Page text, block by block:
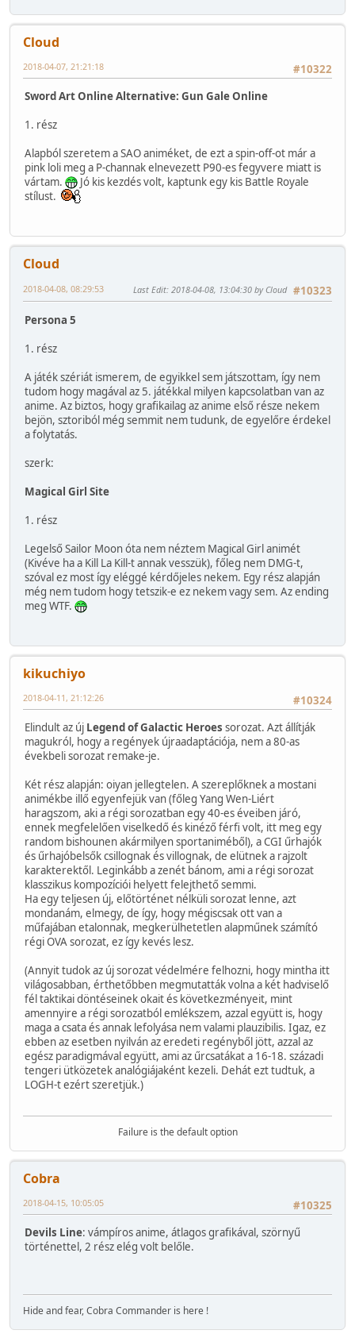
Cloud
#10322
2018-04-07, 21:21:18
Sword Art Online Alternative: Gun Gale Online
1. rész
Alapból szeretem a SAO animéket, de ezt a spin-off-ot már a
pink loli meg a P-channak elnevezett P90-es fegyvere miatt is
vártam.
Jó kis kezdés volt, kaptunk egy kis Battle Royale
stílust.
Cloud
#10323
2018-04-08, 08:29:53 Last Edit: 2018-04-08, 13:04:30 by Cloud
Persona 5
1. rész
A játék szériát ismerem, de egyikkel sem játszottam, így nem
tudom hogy magával az 5. játékkal milyen kapcsolatban van az
anime. Az biztos, hogy grafikailag az anime első része nekem
bejön, sztoriból még semmit nem tudunk, de egyelőre érdekel
a folytatás.
szerk:
Magical Girl Site
1. rész
Legelső Sailor Moon óta nem néztem Magical Girl animét
(Kivéve ha a Kill La Kill-t annak vesszük), főleg nem DMG-t,
szóval ez most így eléggé kérdőjeles nekem. Egy rész alapján
még nem tudom hogy tetszik-e ez nekem vagy sem. Az ending
meg WTF.
kikuchiyo
#10324
2018-04-11, 21:12:26
Elindult az új Legend of Galactic Heroes sorozat. Azt állítják
magukról, hogy a regények újraadaptációja, nem a 80-as
évekbeli sorozat remake-je.
Két rész alapján: oiyan jellegtelen. A szereplőknek a mostani
animékbe illő egyenfejük van (főleg Yang Wen-Liért
haragszom, aki a régi sorozatban egy 40-es éveiben járó,
ennek megfelelően viselkedő és kinéző férfi volt, itt meg egy
random bishounen akármilyen sportaniméből), a CGI űrhajók
és űrhajóbelsők csillognak és villognak, de elütnek a rajzolt
karakterektől. Leginkább a zenét bánom, ami a régi sorozat
klasszikus kompozíciói helyett felejthető semmi.
Ha egy teljesen új, előtörténet nélküli sorozat lenne, azt
mondanám, elmegy, de így, hogy mégiscsak ott van a
műfajában etalonnak, megkerülhetetlen alapműnek számító
régi OVA sorozat, ez így kevés lesz.
(Annyit tudok az új sorozat védelmére felhozni, hogy mintha itt
világosabban, érthetőbben megmutatták volna a két hadviselő
fél taktikai döntéseinek okait és következményeit, mint
amennyire a régi sorozatból emlékszem, azzal együtt is, hogy
maga a csata és annak lefolyása nem valami plauzibilis. Igaz, ez
ebben az esetben nyilván az eredeti regényből jött, azzal az
egész paradigmával együtt, ami az űrcsatákat a 16-18. századi
tengeri ütközetek analógiájaként kezeli. Dehát ezt tudtuk, a
LOGH-t ezért szeretjük.)
Failure is the default option
Cobra
#10325
2018-04-15, 10:05:05
Devils Line: vámpíros anime, átlagos grafikával, szörnyű
történettel, 2 rész elég volt belőle.
Hide and fear, Cobra Commander is here !